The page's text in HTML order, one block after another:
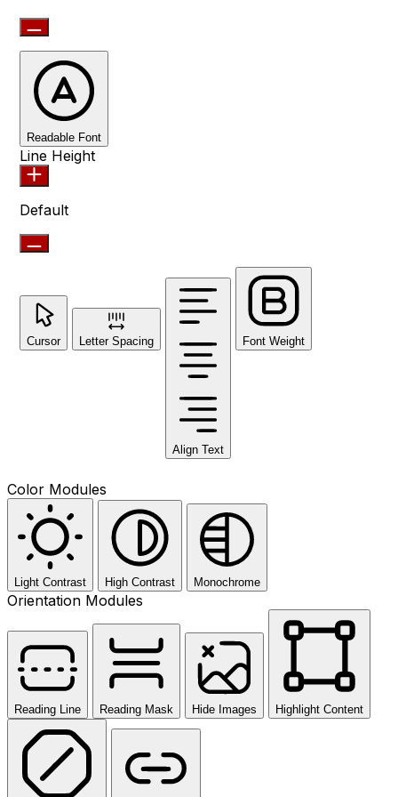
Readable Font
Line Height
Default
Cursor Letter Spacing
Align Text
Font Weight
Color Modules
Light Contrast High Contrast Monochrome
Orientation Modules
Reading Line Reading Mask Hide Images Highlight Content